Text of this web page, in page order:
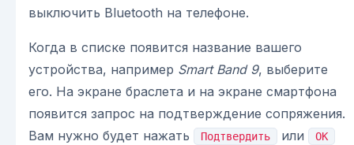
выключить Bluetooth на телефоне.
Когда в списке появится название вашего
устройства, например Smart Band 9, выберите
его. На экране браслета и на экране смартфона
появится запрос на подтверждение сопряжения.
Вам нужно будет нажать
Подтвердить или OK